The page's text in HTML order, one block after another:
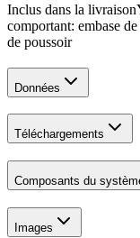
Inclus dans la livraison
comportant: embase
de poussoir
Données
Téléchargements
Composants du
Images